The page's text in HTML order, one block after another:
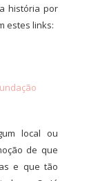
história por
estes links:
local ou
de que
e que tão